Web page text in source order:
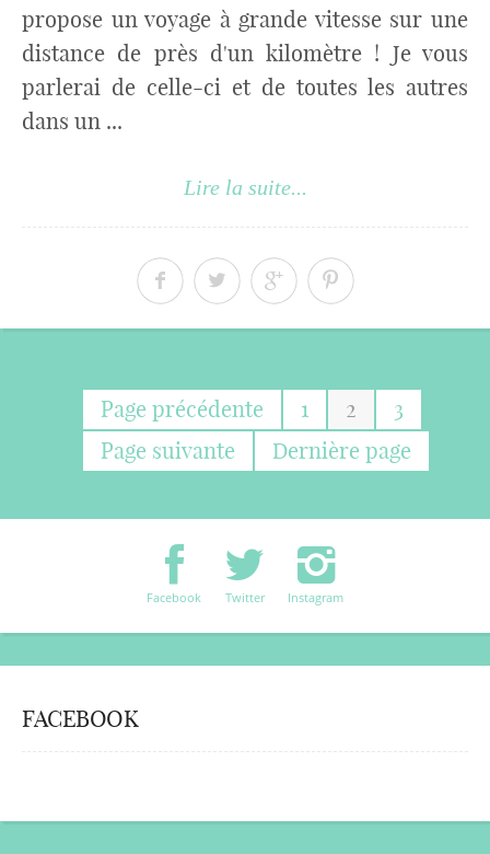
propose un voyage à grande vitesse sur une
distance de près d'un kilomètre ! Je vous
parlerai de celle-ci et de toutes les autres
dans un ...
Lire la suite...
Page précédente 1 2
3
Page suivante
Dernière page
Facebook Twitter Instagram
FACEBOOK